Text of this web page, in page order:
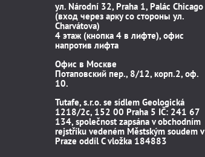
ул. Národní 32, Praha 1, Palác Chicago
(вход через арку со стороны ул.
Charvátova)
4 этаж (кнопка 4 в лифте), офис
напротив лифта
Офис в Москве
Потаповский пер., 8/12, корп.2, оф.
10.
Tutafe, s.r.o. se sídlem Geologická
1218/2c, 152 00 Praha 5 IČ: 241 67
134, společnost zapsána v obchodním
rejstříku vedeném Městským soudem v
Praze oddíl C vložka 184883